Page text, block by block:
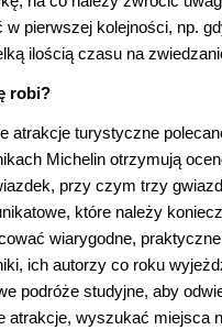
w pierwszej kolejności, np.
ilością czasu na
robi?
atrakcje turystyczne
Michelin otrzymują
przy czym trzy
które należy
wiarygodne,
ich autorzy co roku
podróże studyjne, aby
atrakcje, wyszukać miejsca